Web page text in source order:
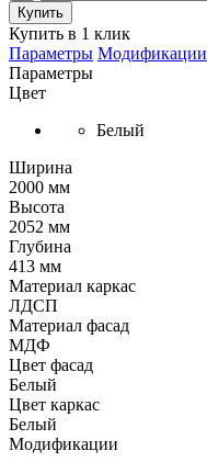
Купить
Купить в 1 клик
Параметры Модификации
Параметры
Цвет
Белый
Ширина
2000 мм
Высота
2052 мм
Глубина
413 мм
Материал каркас
ЛДСП
Материал фасад
МДФ
Цвет фасад
Белый
Цвет каркас
Белый
Модификации